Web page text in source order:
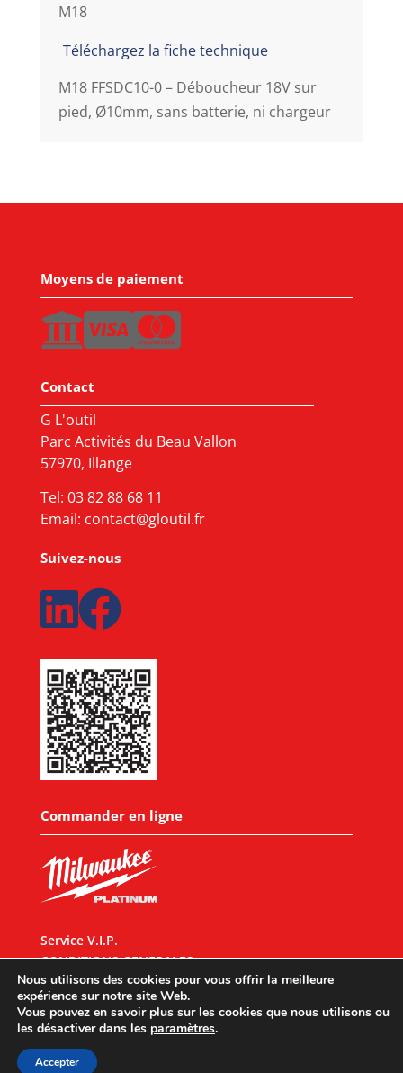
M18
Téléchargez la fiche technique
M18 FFSDC10-0 – Déboucheur 18V sur
pied, Ø10mm, sans batterie, ni chargeur
Moyens de paiement
Contact
G L'outil
Parc Activités du Beau Vallon
57970, Illange
Tel: 03 82 88 68 11
Email: contact@gloutil.fr
Suivez-nous
Commander en ligne
Service V.I.P.
CONDITIONS GENERALES
Nous utilisons des cookies pour vous offrir la meilleure
expérience sur notre site Web.
Vous pouvez en savoir plus sur les cookies que nous utilisons ou
les désactiver dans les paramètres.
Accepter